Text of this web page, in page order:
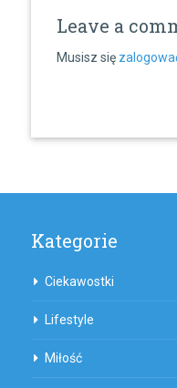
Leave a
Musisz się
Kategorie
Ciekawostki
Lifestyle
Miłość